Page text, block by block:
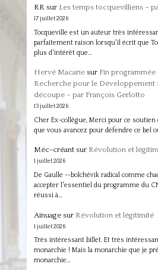
RRsur Les temps tocquevilliens –
17 juillet 2026
Tocqueville est un auteur très
parfaitement raison lorsqu'il écrit que
plus d'intérêt que…
Hervé Macariesur Fin programmée
Recherche pour le Développement
découpe – par François Gerlotto
13 juillet 2026
Cher Ex-collègue, Merci pour ce
que vous avancez pour défendre ce bel
Méc-créantsur Révolution et
1 juillet 2026
De Gaulle --bolchévik radical comme
accepter l'essentiel du programme du
réussi à…
Ainuagesur Révolution et légitimité
1 juillet 2026
Très intéressant billet. Et très
monarchie ! Mais la monarchie que je
monarchie…